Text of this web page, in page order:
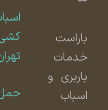
باراست
خدمات
باربری و
اسباب
اسباب
کشی
تهران
حمل بار